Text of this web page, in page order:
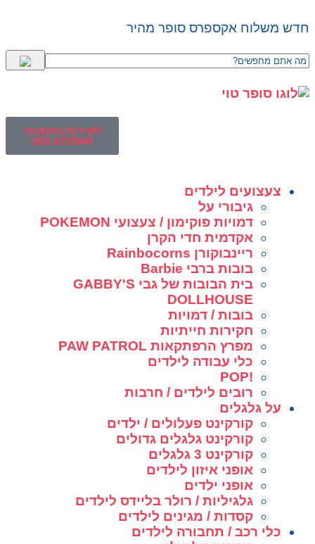
חדש משלוח אקספרס סופר מהיר
לשירות והזמנות:
053-3737944
צעצועים לילדים
גיבורי על
דמויות פוקימון / צעצועי POKEMON
אקדמית חדי הקרן
ריינבוקורן Rainbocorns
בובות ברבי Barbie
בית הבובות של גבי GABBY'S
DOLLHOUSE
בובות / דמויות
חקירות חייתיות
מפרץ הרפתקאות PAW PATROL
כלי עבודה לילדים
!POP
רובים לילדים / חרבות
על גלגלים
קורקינט פעלולים / ילדים
קורקינט גלגלים גדולים
קורקינט 3 גלגלים
אופני איזון לילדים
אופני ילדים
גלגיליות / רולר בליידס לילדים
קסדות / מגינים לילדים
כלי רכב / תחבורה לילדים